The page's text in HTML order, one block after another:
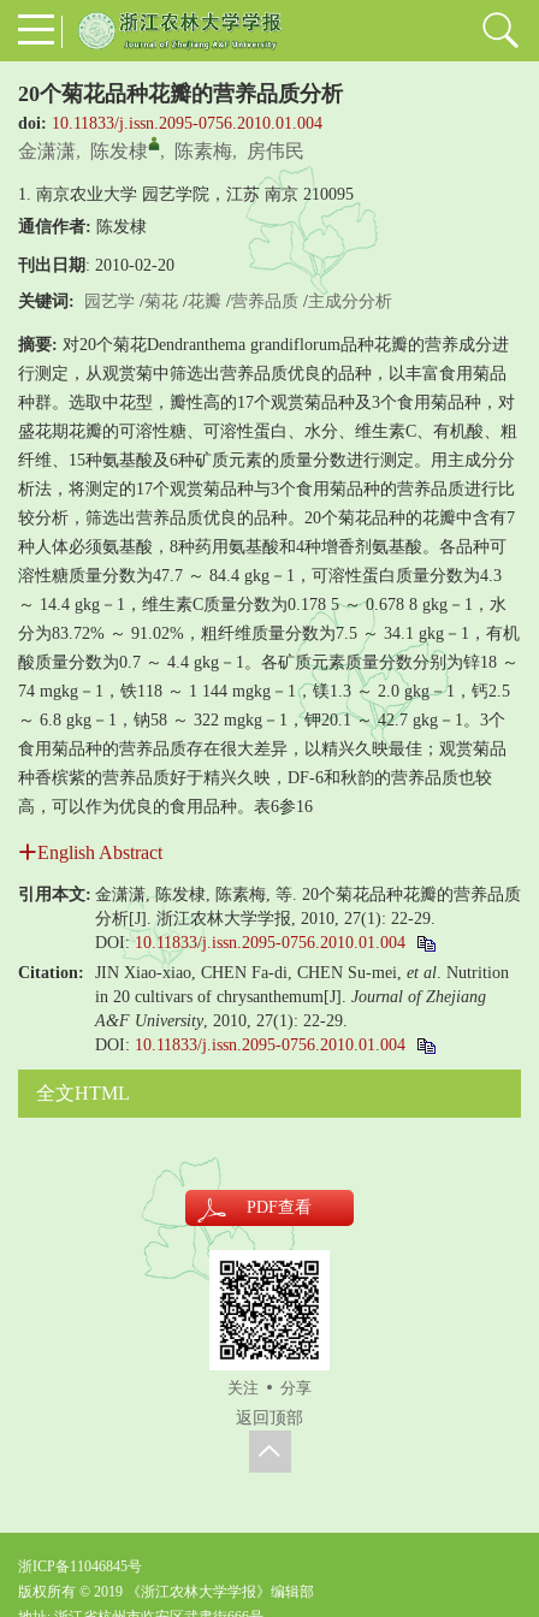
20个菊花品种花瓣的营养品质分析
doi: 10.11833/j.issn.2095-0756.2010.01.004
金潇潇, 陈发棣 , 陈素梅, 房伟民
1. 南京农业大学 园艺学院，江苏 南京 210095
通信作者: 陈发棣
刊出日期 : 2010-02-20
关键词:
园艺学 /菊花 /花瓣 /营养品质 /主成分分析
摘要: 对20个菊花Dendranthema grandiflorum品种花瓣的营养成分进
行测定，从观赏菊中筛选出营养品质优良的品种，以丰富食用菊品
种群。选取中花型，瓣性高的17个观赏菊品种及3个食用菊品种，对
盛花期花瓣的可溶性糖、可溶性蛋白、水分、维生素C、有机酸、粗
纤维、15种氨基酸及6种矿质元素的质量分数进行测定。用主成分分
析法，将测定的17个观赏菊品种与3个食用菊品种的营养品质进行比
较分析，筛选出营养品质优良的品种。20个菊花品种的花瓣中含有7
种人体必须氨基酸，8种药用氨基酸和4种增香剂氨基酸。各品种可
溶性糖质量分数为47.7 ～ 84.4 gkg－1，可溶性蛋白质量分数为4.3
～ 14.4 gkg－1，维生素C质量分数为0.178 5 ～ 0.678 8 gkg－1，水
分为83.72% ～ 91.02%，粗纤维质量分数为7.5 ～ 34.1 gkg－1，有机
酸质量分数为0.7 ～ 4.4 gkg－1。各矿质元素质量分数分别为锌18 ～
74 mgkg－1，铁118 ～ 1 144 mgkg－1，镁1.3 ～ 2.0 gkg－1，钙2.5
～ 6.8 gkg－1，钠58 ～ 322 mgkg－1，钾20.1 ～ 42.7 gkg－1。3个
食用菊品种的营养品质存在很大差异，以精兴久映最佳；观赏菊品
种香槟紫的营养品质好于精兴久映，DF-6和秋韵的营养品质也较
高，可以作为优良的食用品种。表6参16
English Abstract
引用本文: 金潇潇, 陈发棣, 陈素梅, 等. 20个菊花品种花瓣的营养品质
分析[J]. 浙江农林大学学报, 2010, 27(1): 22-29.
DOI:10.11833/j.issn.2095-0756.2010.01.004
Citation:
JIN Xiao-xiao, CHEN Fa-di, CHEN Su-mei, et al . Nutrition
in 20 cultivars of chrysanthemum[J]. Journal of Zhejiang
A&F University, 2010, 27(1): 22-29.
DOI: 10.11833/j.issn.2095-0756.2010.01.004
全文HTML
PDF查看
关注
分享
返回顶部
浙ICP备11046845号
版权所有 © 2019 《浙江农林大学学报》编辑部